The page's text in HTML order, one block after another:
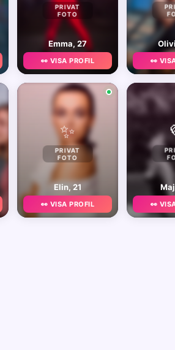
PRIVAT
FOTO
Emma, 27
👀 VISA PROFIL 👀
✨
PRIVAT
FOTO
Elin, 21
👀 VISA PROFIL 👀